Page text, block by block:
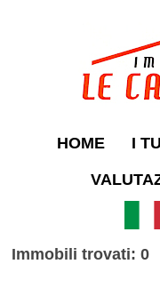
HOME I
Immobili trovati: 0